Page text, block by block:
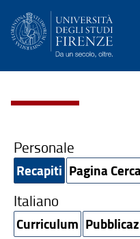
Personale
Recapiti Pagina
Italiano
Curriculum